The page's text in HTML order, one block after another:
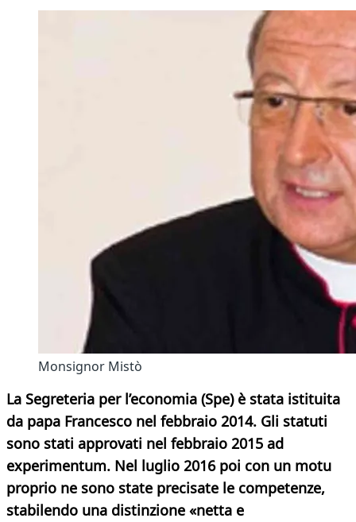
Monsignor Mistò
La Segreteria per l’economia (Spe) è stata istituita
da papa Francesco nel febbraio 2014. Gli statuti
sono stati approvati nel febbraio 2015 ad
experimentum. Nel luglio 2016 poi con un motu
proprio ne sono state precisate le competenze,
stabilendo una distinzione «netta e